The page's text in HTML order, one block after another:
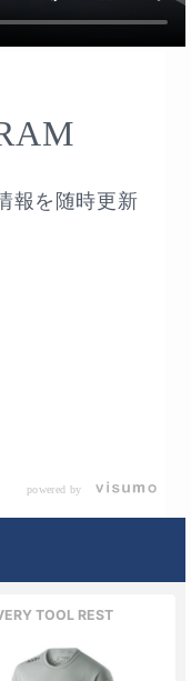
報を随時更新
powered by
TOOL REST